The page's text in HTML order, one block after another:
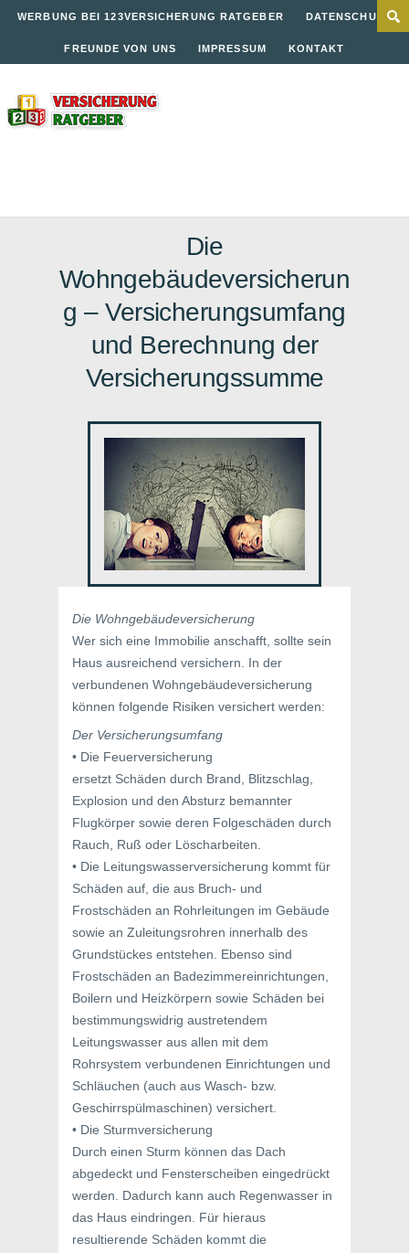
WERBUNG BEI 123VERSICHERUNG RATGEBER DATENSCHUTZ
FREUNDE VON UNS IMPRESSUM KONTAKT
Die
Wohngebäudeversicherun
g – Versicherungsumfang
und Berechnung der
Versicherungssumme
Die Wohngebäudeversicherung
Wer sich eine Immobilie anschafft, sollte sein
Haus ausreichend versichern. In der
verbundenen Wohngebäudeversicherung
können folgende Risiken versichert werden:
Der Versicherungsumfang
• Die Feuerversicherung
ersetzt Schäden durch Brand, Blitzschlag,
Explosion und den Absturz bemannter
Flugkörper sowie deren Folgeschäden durch
Rauch, Ruß oder Löscharbeiten.
• Die Leitungswasserversicherung kommt für
Schäden auf, die aus Bruch- und
Frostschäden an Rohrleitungen im Gebäude
sowie an Zuleitungsrohren innerhalb des
Grundstückes entstehen. Ebenso sind
Frostschäden an Badezimmereinrichtungen,
Boilern und Heizkörpern sowie Schäden bei
bestimmungswidrig austretendem
Leitungswasser aus allen mit dem
Rohrsystem verbundenen Einrichtungen und
Schläuchen (auch aus Wasch- bzw.
Geschirrspülmaschinen) versichert.
• Die Sturmversicherung
Durch einen Sturm können das Dach
abgedeckt und Fensterscheiben eingedrückt
werden. Dadurch kann auch Regenwasser in
das Haus eindringen. Für hieraus
resultierende Schäden kommt die